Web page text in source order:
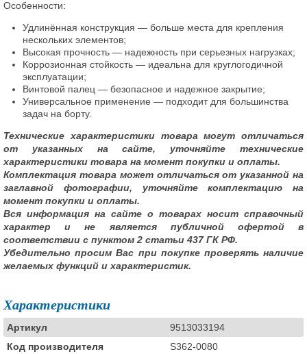
Особенности:
Удлинённая конструкция — больше места для крепления
нескольких элементов;
Высокая прочность — надежность при серьезных нагрузках;
Коррозионная стойкость — идеальна для круглогодичной
эксплуатации;
Винтовой палец — безопасное и надежное закрытие;
Универсальное применение — подходит для большинства
задач на борту.
Технические характеристики товара могут отличаться
от указанных на сайте, уточняйте технические
характеристики товара на момент покупки и оплаты.
Комплектация товара может отличаться от указанной на
заглавной фотографии, уточняйте комплектацию на
момент покупки и оплаты.
Вся информация на сайте о товарах носит справочный
характер и не является публичной офертой в
соответствии с пунктом 2 статьи 437 ГК РФ.
Убедительно просим Вас при покупке проверять наличие
желаемых функций и характеристик.
Характеристики
Артикул
9513033194
Код производителя
S362-0080